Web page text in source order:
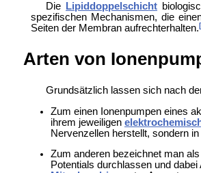
Die
Lipiddoppelschicht
spezifischen Mechanismen, die
Seiten der Membran aufrechterhalten.
Arten von
Grundsätzlich lassen sich nach
Zum einen Ionenpumpen eines
ihrem jeweiligen
Nervenzellen herstellt, sondern
Zum anderen bezeichnet man
Potentials durchlassen und